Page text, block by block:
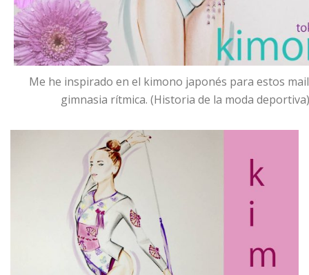
Me he inspirado en el kimono japonés para estos
gimnasia rítmica. (Historia de la moda